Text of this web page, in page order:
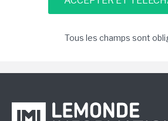
Tous les champs sont